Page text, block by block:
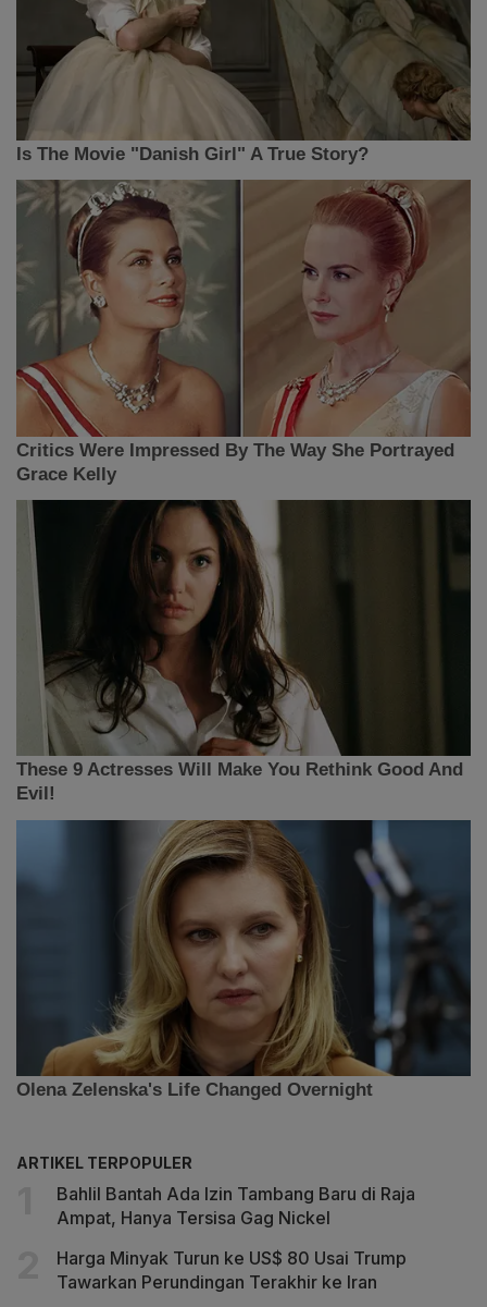
ARTIKEL TERPOPULER
Bahlil Bantah Ada Izin Tambang Baru di Raja
Ampat, Hanya Tersisa Gag Nickel
Harga Minyak Turun ke US$ 80 Usai Trump
Tawarkan Perundingan Terakhir ke Iran